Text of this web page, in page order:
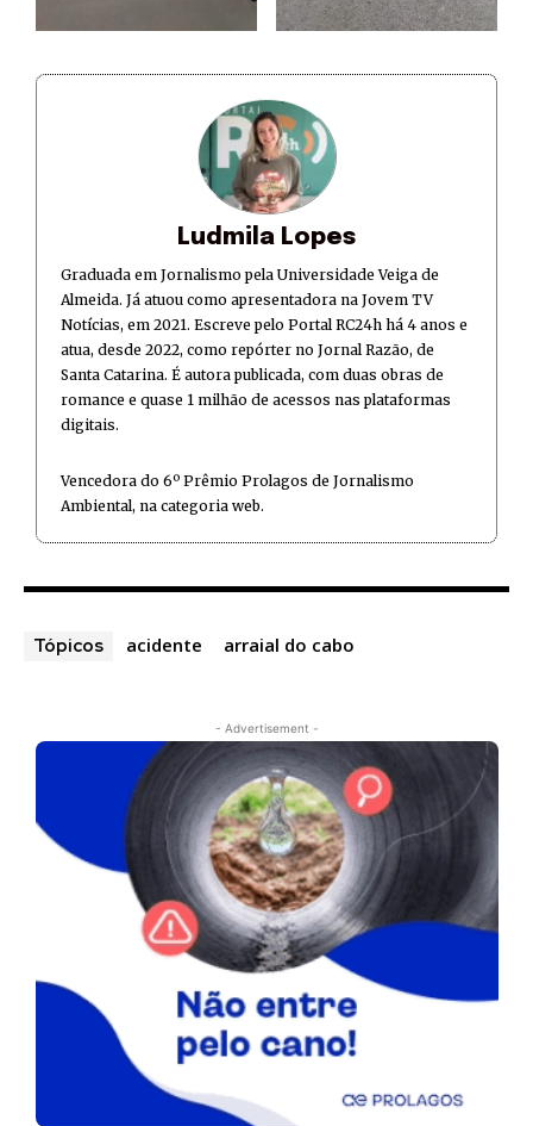
Ludmila Lopes
Graduada em Jornalismo pela Universidade Veiga de
Almeida. Já atuou como apresentadora na Jovem TV
Notícias, em 2021. Escreve pelo Portal RC24h há 4 anos e
atua, desde 2022, como repórter no Jornal Razão, de
Santa Catarina. É autora publicada, com duas obras de
romance e quase 1 milhão de acessos nas plataformas
digitais.
Vencedora do 6º Prêmio Prolagos de Jornalismo
Ambiental, na categoria web.
Tópicos acidente arraial do cabo
- Advertisement -